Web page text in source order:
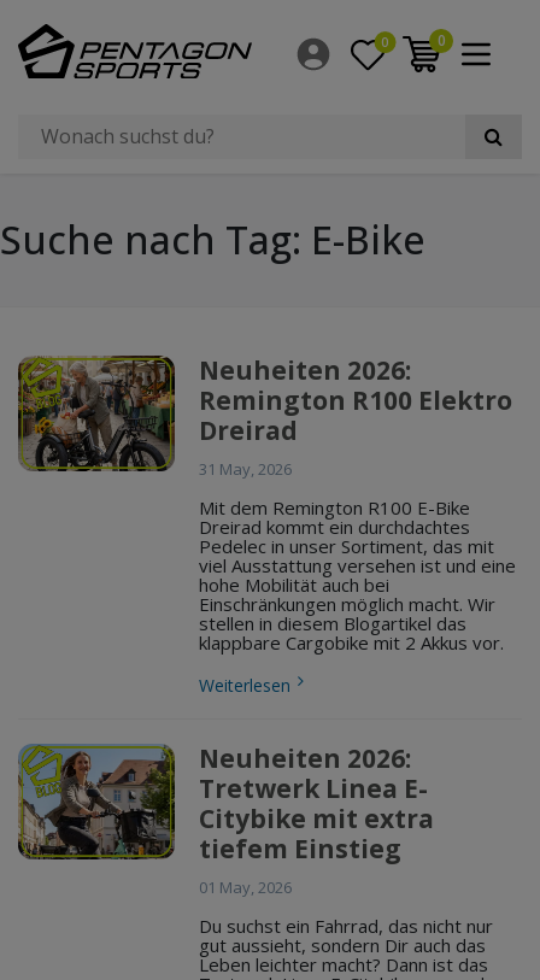
0 0
Suche nach Tag: E-Bike
Neuheiten 2026:
Remington R100 Elektro
Dreirad
31 May, 2026
Mit dem Remington R100 E-Bike
Dreirad kommt ein durchdachtes
Pedelec in unser Sortiment, das mit
viel Ausstattung versehen ist und eine
hohe Mobilität auch bei
Einschränkungen möglich macht. Wir
stellen in diesem Blogartikel das
klappbare Cargobike mit 2 Akkus vor.
Weiterlesen
Neuheiten 2026:
Tretwerk Linea E-
Citybike mit extra
tiefem Einstieg
01 May, 2026
Du suchst ein Fahrrad, das nicht nur
gut aussieht, sondern Dir auch das
Leben leichter macht? Dann ist das